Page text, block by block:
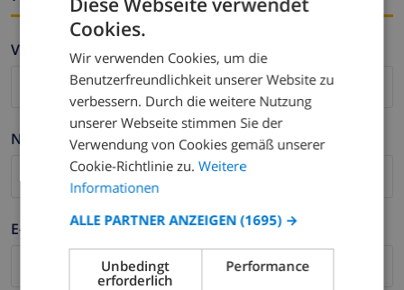
Vorname *
Nachname *
E-mail *
DUTCH
SPANISH
GERMAN
ITALIAN
NORWEGIAN
Cookies.
Wir verwenden Cookies, um die
Benutzerfreundlichkeit unserer Website zu
verbessern. Durch die weitere Nutzung
unserer Webseite stimmen Sie der
Verwendung von Cookies gemäß unserer
Cookie-Richtlinie zu. Weitere
Informationen
ALLE PARTNER ANZEIGEN (1695) →
Unbedingt
erforderlich
Performance